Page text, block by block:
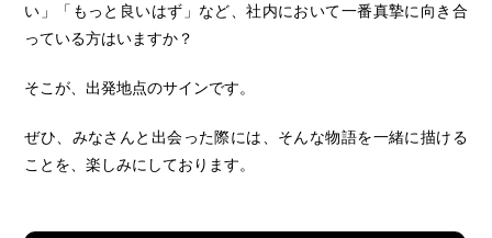
い」「もっと良いはず」など、社内において一番真摯に向き合
っている方はいますか？
そこが、出発地点のサインです。
ぜひ、みなさんと出会った際には、そんな物語を一緒に描ける
ことを、楽しみにしております。